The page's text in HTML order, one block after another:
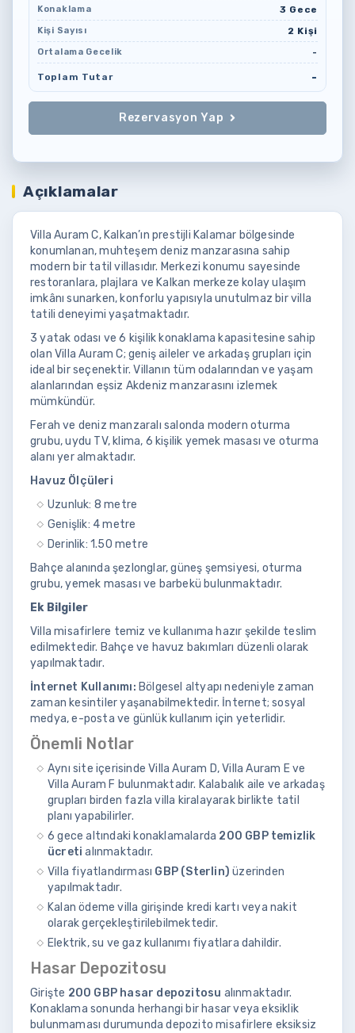
Açıklamalar
Villa Auram C, Kalkan’ın prestijli Kalamar bölgesinde
konumlanan, muhteşem deniz manzarasına sahip
modern bir tatil villasıdır. Merkezi konumu sayesinde
restoranlara, plajlara ve Kalkan merkeze kolay ulaşım
imkânı sunarken, konforlu yapısıyla unutulmaz bir villa
tatili deneyimi yaşatmaktadır.
3 yatak odası ve 6 kişilik konaklama kapasitesine sahip
olan Villa Auram C; geniş aileler ve arkadaş grupları için
ideal bir seçenektir. Villanın tüm odalarından ve yaşam
alanlarından eşsiz Akdeniz manzarasını izlemek
mümkündür.
Ferah ve deniz manzaralı salonda modern oturma
grubu, uydu TV, klima, 6 kişilik yemek masası ve oturma
alanı yer almaktadır.
Havuz Ölçüleri
Uzunluk: 8 metre
Genişlik: 4 metre
Derinlik: 1.50 metre
Bahçe alanında şezlonglar, güneş şemsiyesi, oturma
grubu, yemek masası ve barbekü bulunmaktadır.
Ek Bilgiler
Villa misafirlere temiz ve kullanıma hazır şekilde teslim
edilmektedir. Bahçe ve havuz bakımları düzenli olarak
yapılmaktadır.
İnternet Kullanımı: Bölgesel altyapı nedeniyle zaman
zaman kesintiler yaşanabilmektedir. İnternet; sosyal
medya, e-posta ve günlük kullanım için yeterlidir.
Önemli Notlar
Aynı site içerisinde Villa Auram D, Villa Auram E ve
Villa Auram F bulunmaktadır. Kalabalık aile ve arkadaş
grupları birden fazla villa kiralayarak birlikte tatil
planı yapabilirler.
6 gece altındaki konaklamalarda 200 GBP temizlik
ücreti alınmaktadır.
Villa fiyatlandırması GBP (Sterlin) üzerinden
yapılmaktadır.
Kalan ödeme villa girişinde kredi kartı veya nakit
olarak gerçekleştirilebilmektedir.
Elektrik, su ve gaz kullanımı fiyatlara dahildir.
Hasar Depozitosu
Girişte 200 GBP hasar depozitosu alınmaktadır.
Konaklama sonunda herhangi bir hasar veya eksiklik
bulunmaması durumunda depozito misafirlere eksiksiz
Konaklama 3 Gece
Kişi Sayısı 2 Kişi
Ortalama Gecelik -
Toplam Tutar -
Rezervasyon Yap